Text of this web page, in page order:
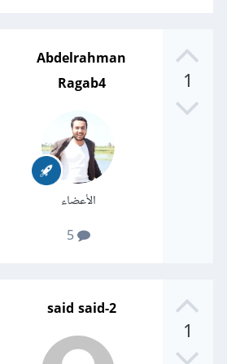
1
Abdelrahman
Ragab4
الأعضاء
5
1
said said-2